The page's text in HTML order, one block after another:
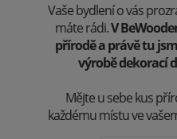
Vaše bydlení o vás
máte rádi.V
přírodě a právě tu
výrobě dekorací
Mějte u sebe kus
každému místu ve